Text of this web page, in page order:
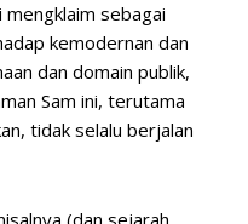
sebagai
kemodernan dan
dan domain publik,
Sam ini, terutama
tidak selalu berjalan
(dan sejarah